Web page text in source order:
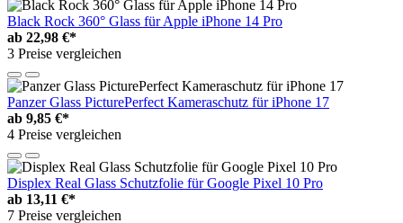
Black Rock 360° Glass für Apple iPhone 14 Pro
ab 22,98 €*
3 Preise vergleichen
Panzer Glass PicturePerfect Kameraschutz für iPhone 17
ab 9,85 €*
4 Preise vergleichen
Displex Real Glass Schutzfolie für Google Pixel 10 Pro
ab 13,11 €*
7 Preise vergleichen